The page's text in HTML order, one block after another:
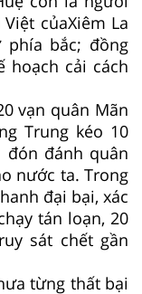
củaXiêm La
bắc; đồng
hoạch cải cách
vạn quân Mãn
Trung kéo 10
đón đánh quân
nước ta. Trong
đại bại, xác
tán loạn, 20
sát chết gần
từng thất bại